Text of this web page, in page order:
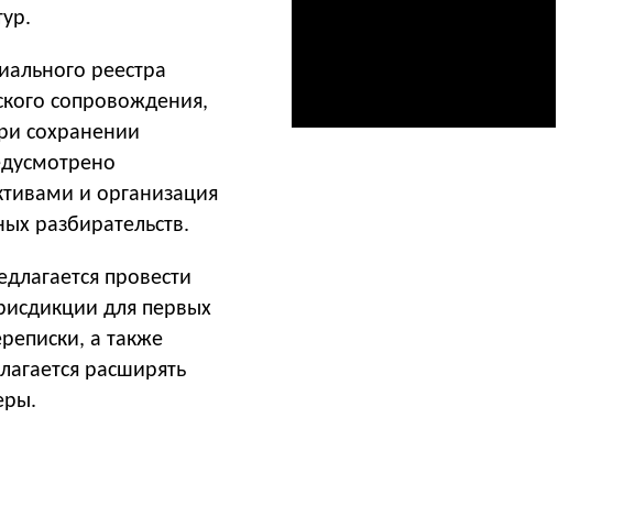
реестра
сопровождения,
сохранении
и организация
разбирательств.
провести
для первых
а также
расширять